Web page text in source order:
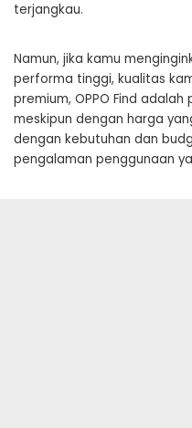
terjangkau.
Namun, jika kamu
performa tinggi, kualitas
premium, OPPO Find
meskipun dengan harga
dengan kebutuhan dan
pengalaman penggunaan